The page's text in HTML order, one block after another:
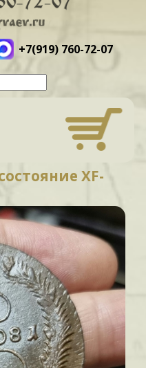
+7(919) 760-72-07
XF-